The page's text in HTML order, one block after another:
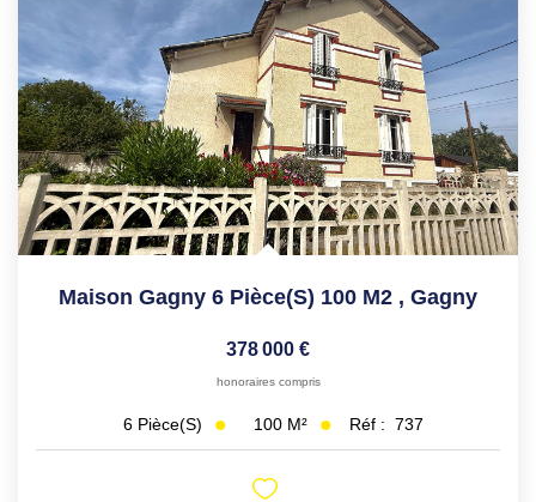
Maison Gagny 6 Pièce(s) 100 M2 , Gagny
378 000 €
honoraires compris
6 Pièce(s) 100 M² Réf : 737